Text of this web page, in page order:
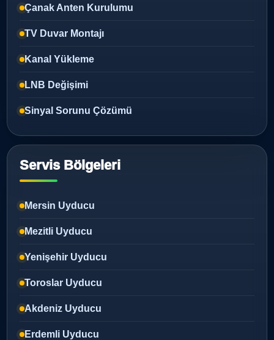
Çanak Anten Kurulumu
TV Duvar Montajı
Kanal Yükleme
LNB Değişimi
Sinyal Sorunu Çözümü
Servis Bölgeleri
Mersin Uyducu
Mezitli Uyducu
Yenişehir Uyducu
Toroslar Uyducu
Akdeniz Uyducu
Erdemli Uyducu